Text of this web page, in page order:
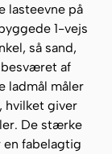
lasteevne på
1-vejs
så sand,
af
ladmål måler
hvilket giver
De stærke
en fabelagtig